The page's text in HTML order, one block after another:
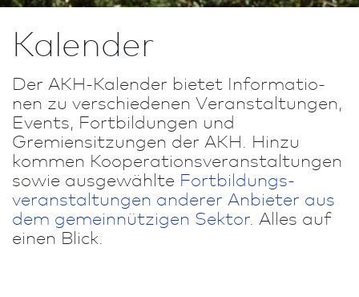
Kalender
Der AKH-Kalender bietet In­for­ma­tio­
nen zu verschiedenen Veran­staltungen,
Events, Fortbildungen und
Gremiensitzungen der AKH. Hinzu
kommen Kooperationsveranstaltungen
sowie ausgewählte Fort­bildungs­
veranstaltungen anderer Anbieter aus
dem gemeinnützigen Sektor. Alles auf
einen Blick.